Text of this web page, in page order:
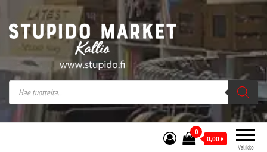
Stupido Market – verkossa ja kivijalassa
Stupido Market on vaihtoehtomusaan
erikoistunut verkko- sekä
kivijalkakauppa Helsingissä Kallion
sydämessä.
Valikko
0
0,00€